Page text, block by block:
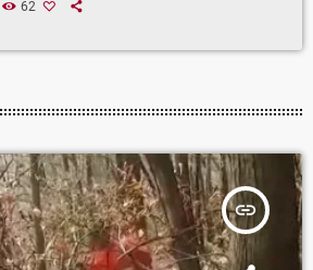
62
insert_link